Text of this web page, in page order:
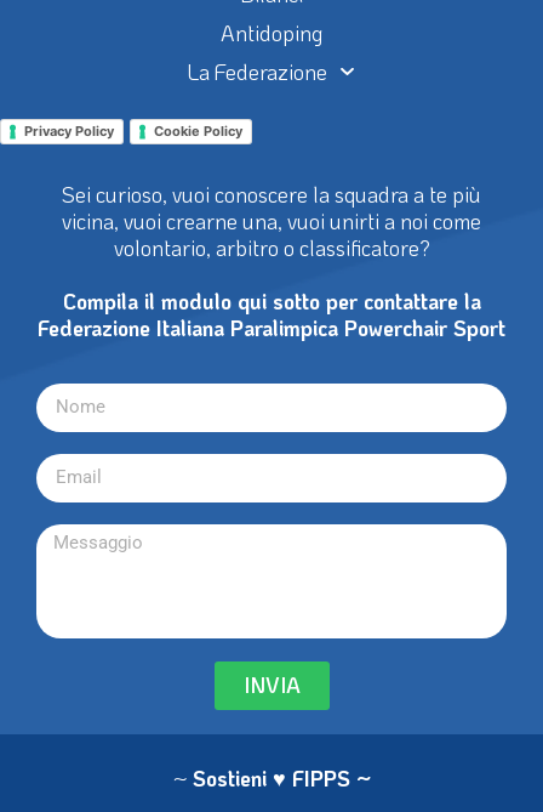
Antidoping
La Federazione
Privacy Policy Cookie Policy
Sei curioso, vuoi conoscere la squadra a te più
vicina, vuoi crearne una, vuoi unirti a noi come
volontario, arbitro o classificatore?
Compila il modulo qui sotto per contattare la
Federazione Italiana Paralimpica Powerchair Sport
INVIA
~ Sostieni ♥ FIPPS ~